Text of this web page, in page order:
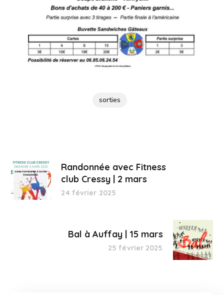
sorties
Randonnée avec Fitness
club Cressy | 2 mars
24 février 2025
Bal à Auffay | 15 mars
25 février 2025